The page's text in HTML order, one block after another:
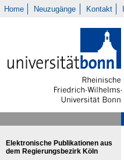
Home Neuzugänge Kontakt
Elektronische Publikationen aus
dem Regierungsbezirk Köln